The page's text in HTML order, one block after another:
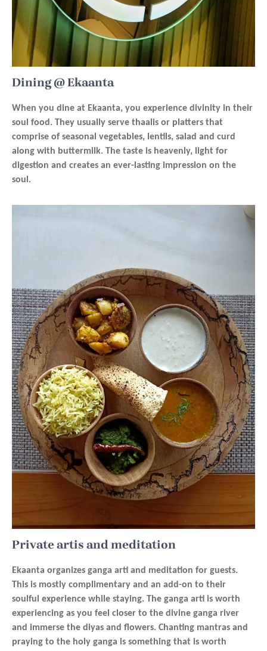
Dining @ Ekaanta
When you dine at Ekaanta, you experience divinity in their
soul food. They usually serve thaalis or platters that
comprise of seasonal vegetables, lentils, salad and curd
along with buttermilk. The taste is heavenly, light for
digestion and creates an ever-lasting impression on the
soul.
Private artis and meditation
Ekaanta organizes ganga arti and meditation for guests.
This is mostly complimentary and an add-on to their
soulful experience while staying. The ganga arti is worth
experiencing as you feel closer to the divine ganga river
and immerse the diyas and flowers. Chanting mantras and
praying to the holy ganga is something that is worth